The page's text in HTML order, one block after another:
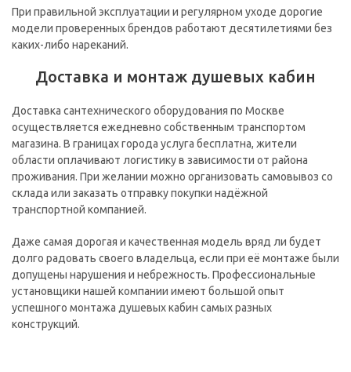
При правильной эксплуатации и регулярном уходе дорогие
модели проверенных брендов работают десятилетиями без
каких-либо нареканий.
Доставка и монтаж душевых кабин
Доставка сантехнического оборудования по Москве
осуществляется ежедневно собственным транспортом
магазина. В границах города услуга бесплатна, жители
области оплачивают логистику в зависимости от района
проживания. При желании можно организовать самовывоз со
склада или заказать отправку покупки надёжной
транспортной компанией.
Даже самая дорогая и качественная модель вряд ли будет
долго радовать своего владельца, если при её монтаже были
допущены нарушения и небрежность. Профессиональные
установщики нашей компании имеют большой опыт
успешного монтажа душевых кабин самых разных
конструкций.